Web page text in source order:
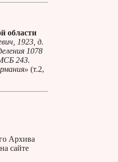
области
1923, д.
1078
243.
(т.2,
Архива
сайте